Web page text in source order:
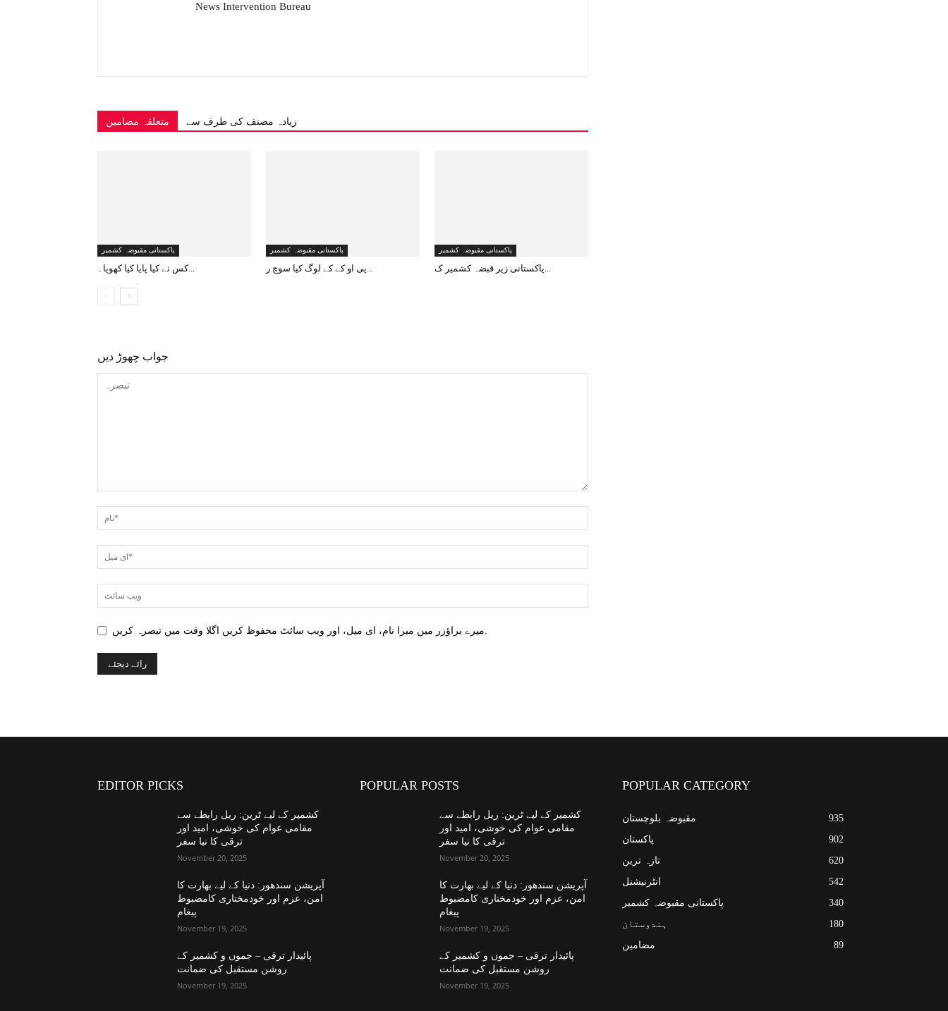
News Intervention Bureau
متعلقہ مضامین زیادہ مصنف کی طرف سے
پاکستانی مقبوضہ کشمیر
کس نے کیا پایا کیا کھویا۔...
پاکستانی مقبوضہ کشمیر
پی او کے کے لوگ کیا سوچ ر...
پاکستانی مقبوضہ کشمیر
پاکستانی زیر قبضہ کشمیر ک...
جواب چھوڑ دیں
میرے براؤزر میں میرا نام، ای میل، اور ویب سائٹ محفوظ کریں اگلا وقت میں تبصرہ کریں.
EDITOR PICKS
کشمیر کے لیے ٹرین: ریل رابطے سے
مقامی عوام کی خوشی، امید اور
ترقی کا نیا سفر
November 20, 2025
آپریشن سندھور: دنیا کے لیے بھارت کا
امن، عزم اور خودمختاری کامضبوط
پیغام
November 19, 2025
پائیدار ترقی – جموں و کشمیر کے
روشن مستقبل کی ضمانت
November 19, 2025
POPULAR POSTS
کشمیر کے لیے ٹرین: ریل رابطے سے
مقامی عوام کی خوشی، امید اور
ترقی کا نیا سفر
November 20, 2025
آپریشن سندھور: دنیا کے لیے بھارت کا
امن، عزم اور خودمختاری کامضبوط
پیغام
November 19, 2025
پائیدار ترقی – جموں و کشمیر کے
روشن مستقبل کی ضمانت
November 19, 2025
POPULAR CATEGORY
مقبوضہ بلوچستان
935
پاکستان
902
تازہ ترین
620
انٹرنیشنل
542
پاکستانی مقبوضہ کشمیر
340
ہندوستان
180
مضامین
89